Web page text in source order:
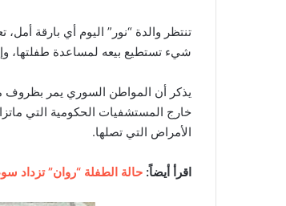
تنتظر والدة “نور” اليوم أي بارقة
شيء تستطيع بيعه لمساعدة طفلتها،
يذكر أن المواطن السوري يمر بظروف
خارج المستشفيات الحكومية التي
الأمراض التي تصلها.
اقرأ أيضاً: حالة الطفلة “روان” تزداد